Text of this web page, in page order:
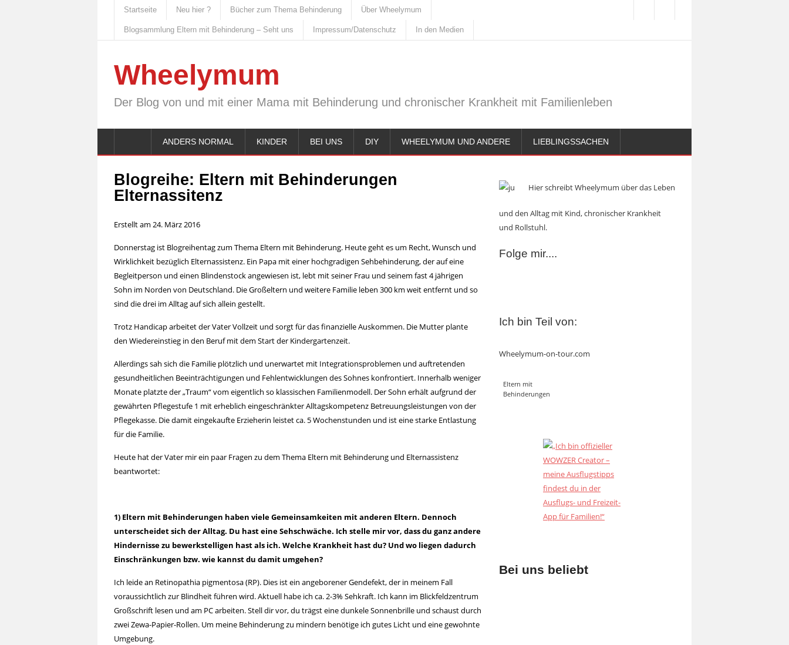
Startseite Neu hier ? Bücher zum Thema Behinderung Über Wheelymum
Blogsammlung Eltern mit Behinderung – Seht uns Impressum/Datenschutz In den Medien
Wheelymum
Der Blog von und mit einer Mama mit Behinderung und chronischer Krankheit mit Familienleben
ANDERS NORMAL KINDER BEI UNS DIY WHEELYMUM UND ANDERE LIEBLINGSSACHEN
Blogreihe: Eltern mit Behinderungen
Elternassitenz
Erstellt am 24. März 2016
Donnerstag ist Blogreihentag zum Thema Eltern mit Behinderung. Heute geht es um Recht, Wunsch und
Wirklichkeit bezüglich Elternassistenz. Ein Papa mit einer hochgradigen Sehbehinderung, der auf eine
Begleitperson und einen Blindenstock angewiesen ist, lebt mit seiner Frau und seinem fast 4 jährigen
Sohn im Norden von Deutschland. Die Großeltern und weitere Familie leben 300 km weit entfernt und so
sind die drei im Alltag auf sich allein gestellt.
Trotz Handicap arbeitet der Vater Vollzeit und sorgt für das finanzielle Auskommen. Die Mutter plante
den Wiedereinstieg in den Beruf mit dem Start der Kindergartenzeit.
Allerdings sah sich die Familie plötzlich und unerwartet mit Integrationsproblemen und auftretenden
gesundheitlichen Beeinträchtigungen und Fehlentwicklungen des Sohnes konfrontiert. Innerhalb weniger
Monate platzte der „Traum“ vom eigentlich so klassischen Familienmodell. Der Sohn erhält aufgrund der
gewährten Pflegestufe 1 mit erheblich eingeschränkter Alltagskompetenz Betreuungsleistungen von der
Pflegekasse. Die damit eingekaufte Erzieherin leistet ca. 5 Wochenstunden und ist eine starke Entlastung
für die Familie.
Heute hat der Vater mir ein paar Fragen zu dem Thema Eltern mit Behinderung und Elternassistenz
beantwortet:
1) Eltern mit Behinderungen haben viele Gemeinsamkeiten mit anderen Eltern. Dennoch
unterscheidet sich der Alltag. Du hast eine Sehschwäche. Ich stelle mir vor, dass du ganz andere
Hindernisse zu bewerkstelligen hast als ich. Welche Krankheit hast du? Und wo liegen dadurch
Einschränkungen bzw. wie kannst du damit umgehen?
Ich leide an Retinopathia pigmentosa (RP). Dies ist ein angeborener Gendefekt, der in meinem Fall
voraussichtlich zur Blindheit führen wird. Aktuell habe ich ca. 2-3% Sehkraft. Ich kann im Blickfeldzentrum
Großschrift lesen und am PC arbeiten. Stell dir vor, du trägst eine dunkele Sonnenbrille und schaust durch
zwei Zewa-Papier-Rollen. Um meine Behinderung zu mindern benötige ich gutes Licht und eine gewohnte
Umgebung.
Hier schreibt Wheelymum über das Leben
und den Alltag mit Kind, chronischer Krankheit
und Rollstuhl.
Folge mir....
Ich bin Teil von:
Wheelymum-on-tour.com
Eltern mit
Behinderungen
Bei uns beliebt